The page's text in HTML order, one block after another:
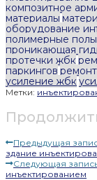
композитное
материалы
оборудование
полимерные полы
проникающая
протечки жбк
паркингов
усиление жбк
Метки:
Предыдущая
здание
Следующая
инъектированием